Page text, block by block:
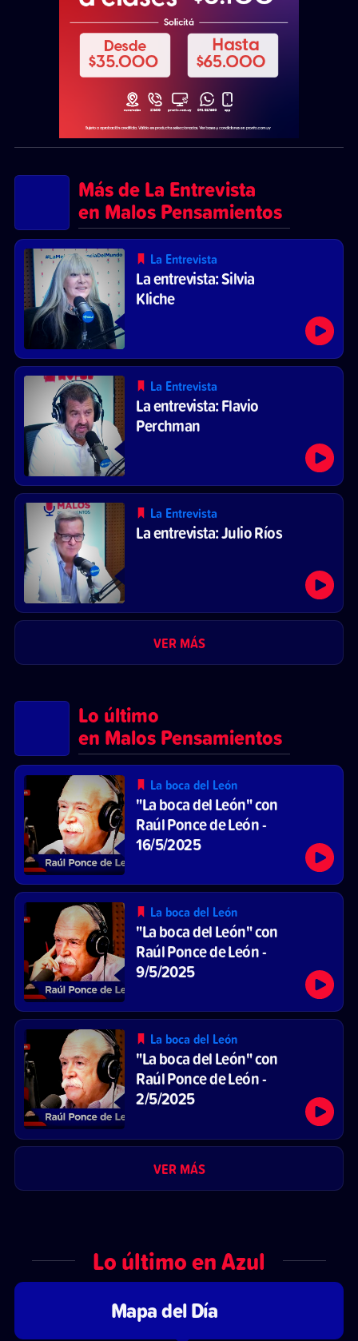
Más de La Entrevista
en Malos Pensamientos
La Entrevista
La entrevista: Silvia
Kliche
La Entrevista
La entrevista: Flavio
Perchman
La Entrevista
La entrevista: Julio Ríos
VER MÁS
Lo último
en Malos Pensamientos
La boca del León
"La boca del León" con
Raúl Ponce de León -
16/5/2025
La boca del León
"La boca del León" con
Raúl Ponce de León -
9/5/2025
La boca del León
"La boca del León" con
Raúl Ponce de León -
2/5/2025
VER MÁS
Lo último en Azul
Mapa del Día